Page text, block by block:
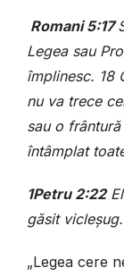
Romani 5:17
Legea sau
împlinesc. 18
nu va trece
sau o
întâmplat
1Petru 2:22
găsit vicleşug.
„Legea cere